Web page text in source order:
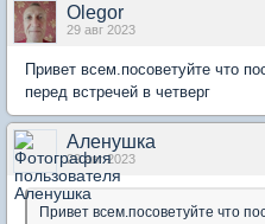
Olegor
29 авг 2023
Привет всем.посоветуйте что
перед встречей в четверг
Аленушка
29 авг 2023
Привет всем.посоветуйте что